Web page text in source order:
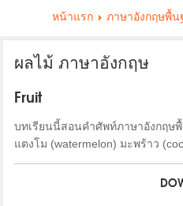
หน้าแรก ภาษาอังกฤษพื้น
ผลไม้ ภาษาอังกฤษ
Fruit
บทเรียนนี้สอนคำศัพท์ภาษาอังกฤษ
แตงโม (watermelon) มะพร้าว